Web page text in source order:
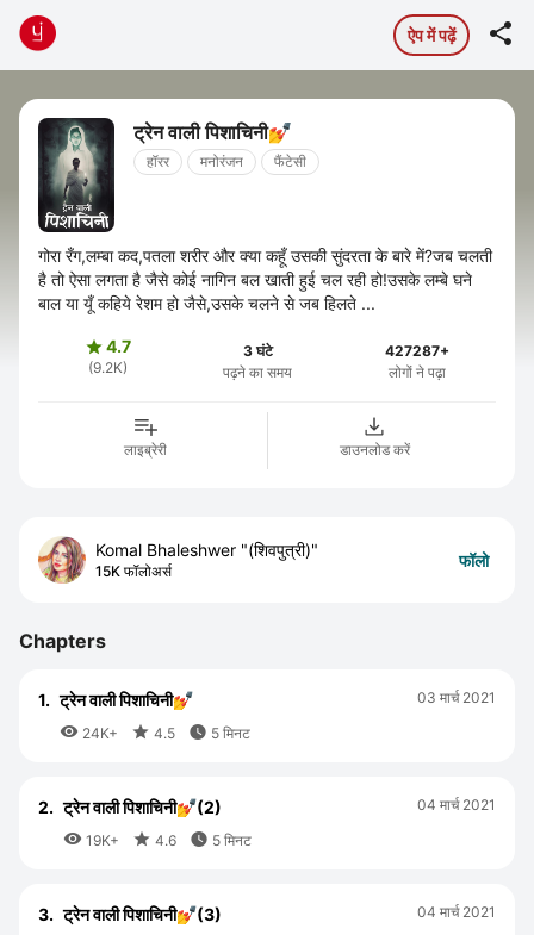
ऐप में पढ़ें 
ट्रेन वाली पिशाचिनी💅
हॉरर मनोरंजन फैंटेसी
गोरा रँग,लम्बा कद,पतला शरीर और क्या कहूँ उसकी सुंदरता के बारे में?जब चलती
है तो ऐसा लगता है जैसे कोई नागिन बल खाती हुई चल रही हो!उसके लम्बे घने
बाल या यूँ कहिये रेशम हो जैसे,उसके चलने से जब हिलते ...
4.7
(9.2K)
3 घंटे
पढ़ने का समय
427287+
लोगों ने पढ़ा
लाइब्रेरी डाउनलोड करें
Komal Bhaleshwer "(शिवपुत्री)"
15K फॉलोअर्स
फॉलो
Chapters
1. ट्रेन वाली पिशाचिनी💅
 24K+  4.5  5 मिनट
03 मार्च 2021
2. ट्रेन वाली पिशाचिनी💅(2)
 19K+  4.6  5 मिनट
04 मार्च 2021
3. ट्रेन वाली पिशाचिनी💅(3) 04 मार्च 2021